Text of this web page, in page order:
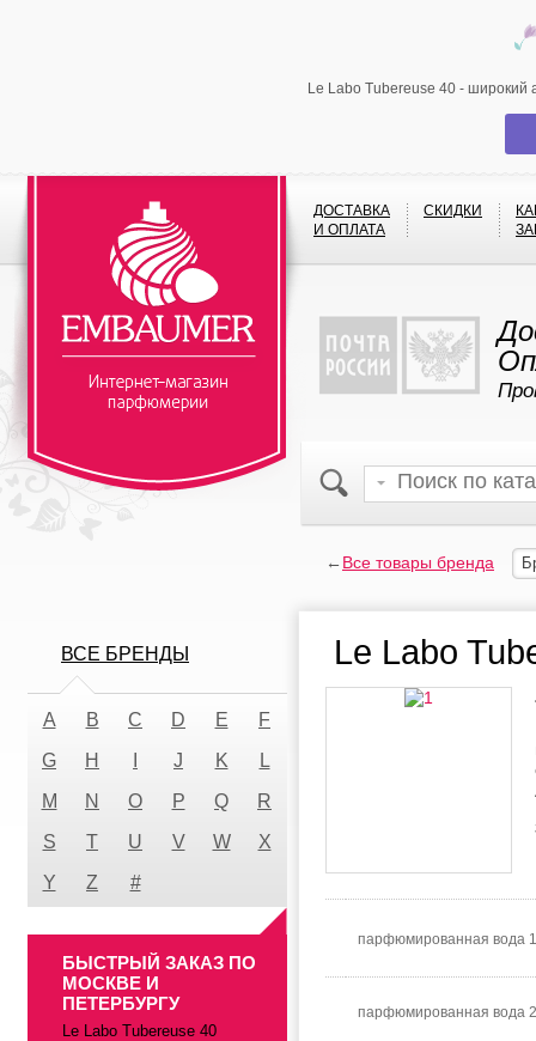
Le Labo Tubereuse 40 - широкий
ДОСТАВКА
И ОПЛАТА
СКИДКИ
←Все товары бренда
Le Labo
парфюмированная вода
парфюмированная вода
ВСЕ БРЕНДЫ
A B C D E
F
G
H J K
L
M
N O P Q
R
S
T U V W
X
Y
Z #
БЫСТРЫЙ ЗАКАЗ ПО
МОСКВЕ И
ПЕТЕРБУРГУ
Le Labo Tubereuse 40